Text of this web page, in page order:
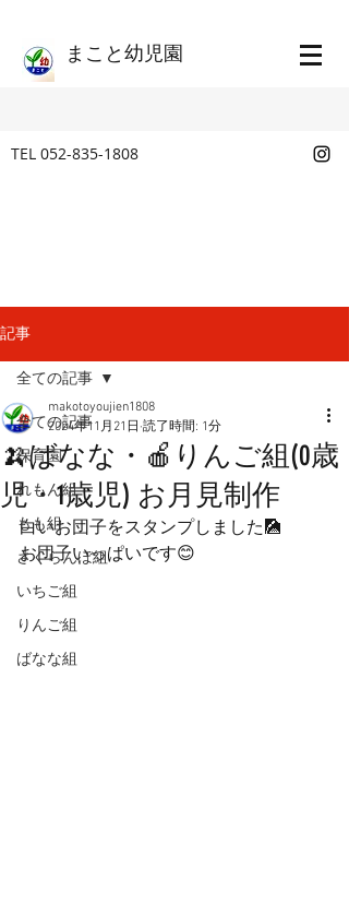
​まこと幼児園
TEL 052-835-1808
記事
全ての記事
保育園
れもん組
もも組
さくらんぼ組
いちご組
りんご組
ばなな組
全ての記事
🍌ばなな・🍎りんご組(0歳
児・1歳児) お月見制作
makotoyoujien1808
2024年11月21日 読了時間: 1分
白いお団子をスタンプしました🎑
お団子いっぱいです😊